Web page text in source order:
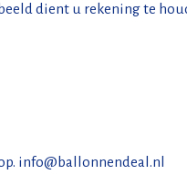
dient u rekening te
info@ballonnendeal.nl